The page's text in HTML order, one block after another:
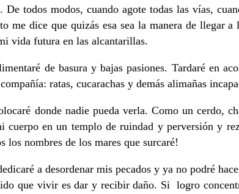
De todos modos, cuando agote todas las vías,
me dice que quizás esa sea la manera de llegar
vida futura en las alcantarillas.
de basura y bajas pasiones. Tardaré en
ratas, cucarachas y demás alimañas
donde nadie pueda verla. Como un cerdo,
cuerpo en un templo de ruindad y perversión y
nombres de los mares que surcaré!
a desordenar mis pecados y ya no podré
que vivir es dar y recibir daño. Si logro